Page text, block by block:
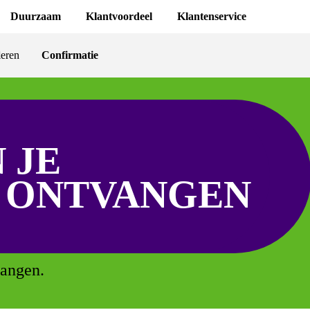
Duurzaam Klantvoordeel Klantenservice
Confirmatie
JE